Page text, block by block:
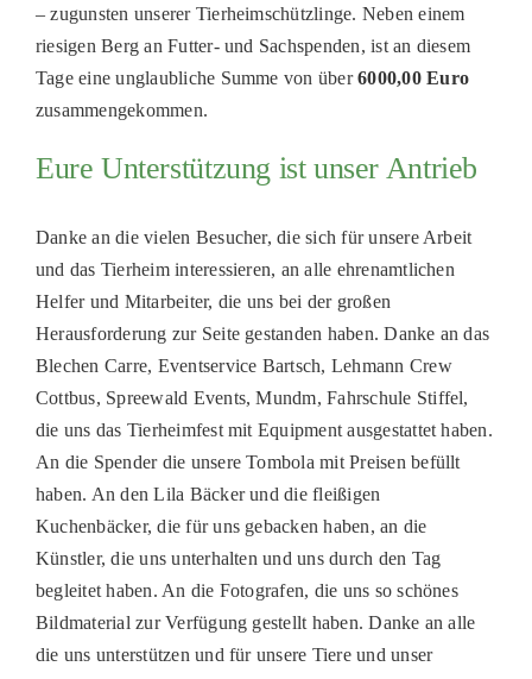
– zugunsten unserer Tierheimschützlinge. Neben einem
riesigen Berg an Futter- und Sachspenden, ist an diesem
Tage eine unglaubliche Summe von über6000,00 Euro
zusammengekommen.
Eure Unterstützung ist unser Antrieb
Danke an die vielen Besucher, die sich für unsere Arbeit
und das Tierheim interessieren, an alle ehrenamtlichen
Helfer und Mitarbeiter, die uns bei der großen
Herausforderung zur Seite gestanden haben. Danke an das
Blechen Carre, Eventservice Bartsch, Lehmann Crew
Cottbus, Spreewald Events, Mundm, Fahrschule Stiffel,
die uns das Tierheimfest mit Equipment ausgestattet haben.
An die Spender die unsere Tombola mit Preisen befüllt
haben. An den Lila Bäcker und die fleißigen
Kuchenbäcker, die für uns gebacken haben, an die
Künstler, die uns unterhalten und uns durch den Tag
begleitet haben. An die Fotografen, die uns so schönes
Bildmaterial zur Verfügung gestellt haben. Danke an alle
die uns unterstützen und für unsere Tiere und unser